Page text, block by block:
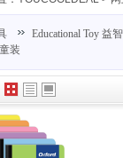
Educational Toy 益
装